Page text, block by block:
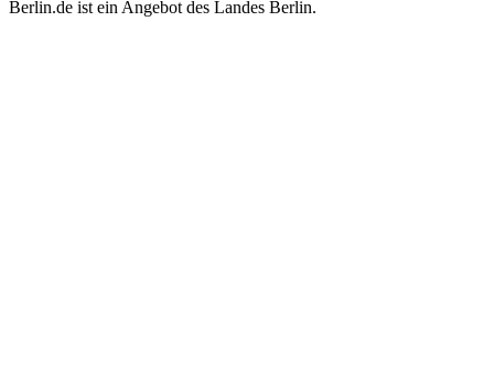
Berlin.de ist ein Angebot des Landes Berlin.